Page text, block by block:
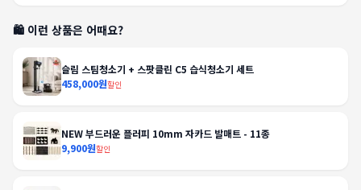
🛍️ 이런 상품은 어때요?
슬림 스팀청소기 + 스팟클린 C5 습식청소기 세트
458,000원할인
NEW 부드러운 플러피 10mm 자카드 발매트 - 11종
9,900원할인